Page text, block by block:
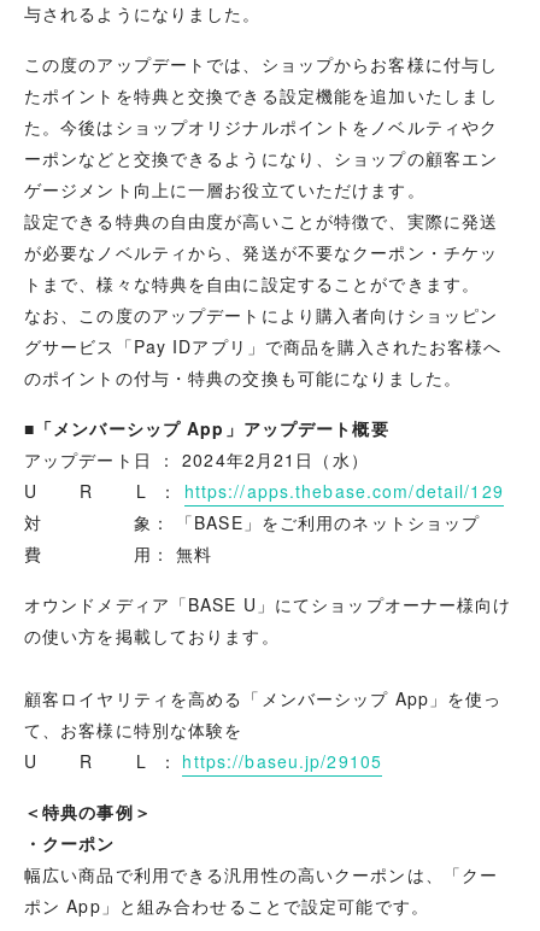
与されるようになりました。
この度のアップデートでは、ショップからお客様に付与し
たポイントを特典と交換できる設定機能を追加いたしまし
た。今後はショップオリジナルポイントをノベルティやク
ーポンなどと交換できるようになり、ショップの顧客エン
ゲージメント向上に一層お役立ていただけます。
設定できる特典の自由度が高いことが特徴で、実際に発送
が必要なノベルティから、発送が不要なクーポン・チケッ
トまで、様々な特典を自由に設定することができます。
なお、この度のアップデートにより購入者向けショッピン
グサービス「Pay IDアプリ」で商品を購入されたお客様へ
のポイントの付与・特典の交換も可能になりました。
■「メンバーシップ App」アップデート概要
アップデート日 ： 2024年2月21日（水）
U R L ： https://apps.thebase.com/detail/129
対 象： 「BASE」をご利用のネットショップ
費 用： 無料
オウンドメディア「BASE U」にてショップオーナー様向け
の使い方を掲載しております。
顧客ロイヤリティを高める「メンバーシップ App」を使っ
て、お客様に特別な体験を
U R L ： https://baseu.jp/29105
＜特典の事例＞
・クーポン
幅広い商品で利用できる汎用性の高いクーポンは、「クー
ポン App」と組み合わせることで設定可能です。